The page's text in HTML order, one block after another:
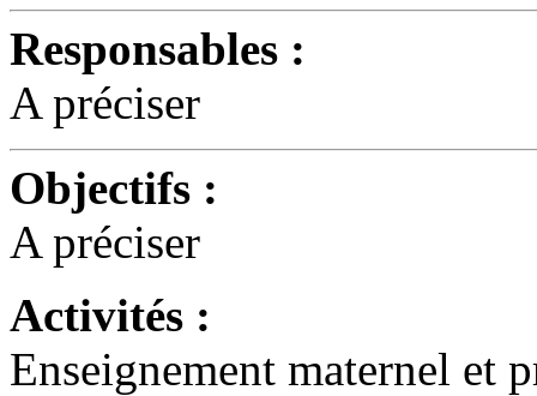
Responsables :
A préciser
Objectifs :
A préciser
Activités :
Enseignement maternel et